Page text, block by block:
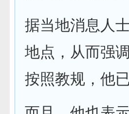
据当地消息人
地点，从而强
按照教规，他